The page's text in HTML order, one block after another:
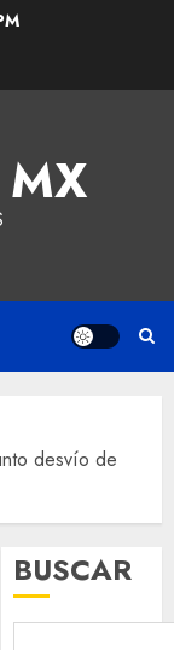
desvío de
BUSCAR